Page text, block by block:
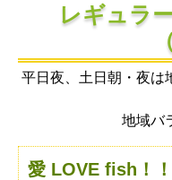
レギュラ
平日夜、土日朝・夜は
地域バ
愛 LOVE fish！！